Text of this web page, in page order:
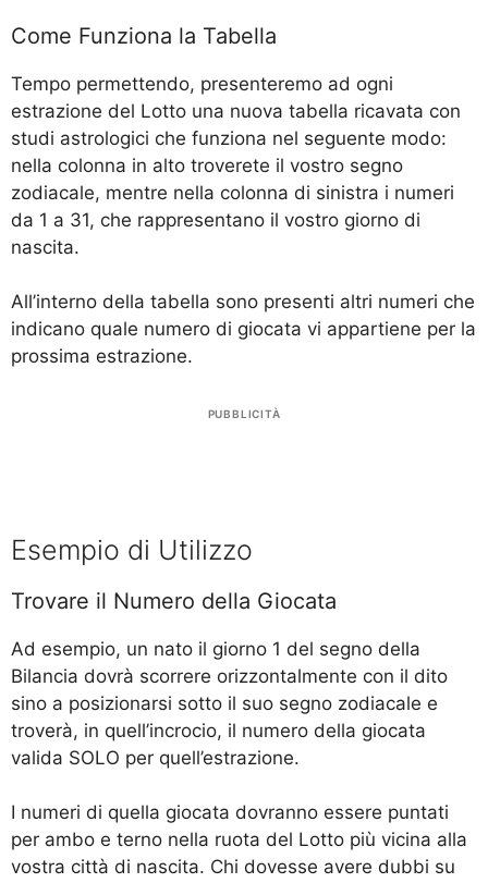
Come Funziona la Tabella
Tempo permettendo, presenteremo ad ogni
estrazione del Lotto una nuova tabella ricavata con
studi astrologici che funziona nel seguente modo:
nella colonna in alto troverete il vostro segno
zodiacale, mentre nella colonna di sinistra i numeri
da 1 a 31, che rappresentano il vostro giorno di
nascita.
All’interno della tabella sono presenti altri numeri che
indicano quale numero di giocata vi appartiene per la
prossima estrazione.
PUBBLICITÀ
Esempio di Utilizzo
Trovare il Numero della Giocata
Ad esempio, un nato il giorno 1 del segno della
Bilancia dovrà scorrere orizzontalmente con il dito
sino a posizionarsi sotto il suo segno zodiacale e
troverà, in quell’incrocio, il numero della giocata
valida SOLO per quell’estrazione.
I numeri di quella giocata dovranno essere puntati
per ambo e terno nella ruota del Lotto più vicina alla
vostra città di nascita. Chi dovesse avere dubbi su